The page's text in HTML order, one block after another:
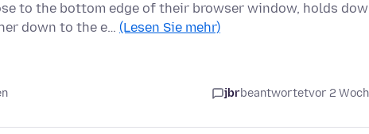
to the bottom edge of their browser window, holds
down to the e… (Lesen Sie mehr)
jbrbeantwortetvor 2